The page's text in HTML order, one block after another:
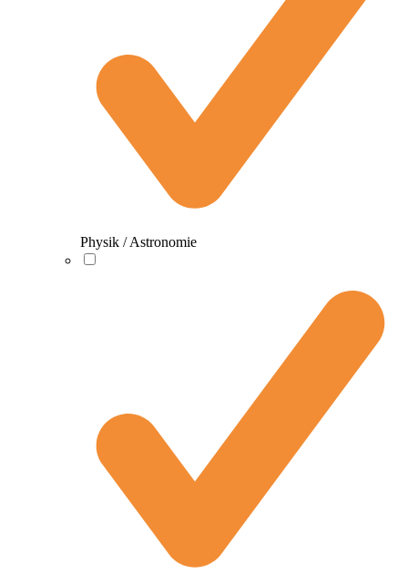
Physik / Astronomie